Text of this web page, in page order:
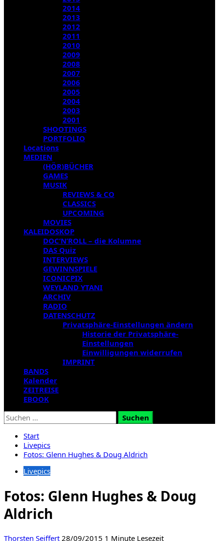
2014
2013
2012
2011
2010
2009
2008
2007
2006
2005
2004
2003
2001
SHOOTINGS
PORTFOLIO
Locations
MEDIEN
(HÖR)BÜCHER
GAMES
MUSIK
REVIEWS & CO
CLASSICS
UPCOMING
MOVIES
KALEIDOSKOP
DOC’N’ROLL – die Kolumne
DAS Quiz
INTERVIEWS
GEWINNSPIELE
ICONICPIX
WEYLAND YTANI
ARCHIV
RADIO
DATENSCHUTZ
Privatsphäre-Einstellungen ändern
Historie der Privatsphäre-
Einstellungen
Einwilligungen widerrufen
IMPRINT
BANDS
Kalender
ZEITREISE
EBOOK
Suchen
nach:
Start
Livepics
Fotos: Glenn Hughes & Doug Aldrich
Livepics
Fotos: Glenn Hughes & Doug
Aldrich
Thorsten Seiffert 28/09/2015 1 Minute Lesezeit